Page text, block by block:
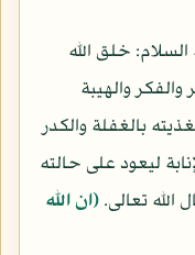
خلق الله
والهيبة
بالغفلة والكدر
ليعود على حالته
الله تعالى. (ان الله